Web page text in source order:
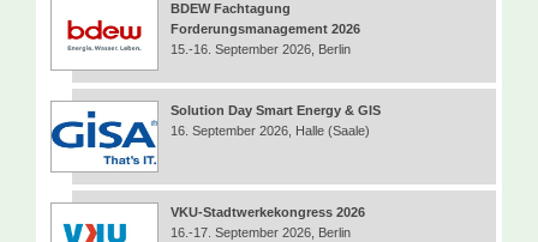
BDEW Fachtagung
Forderungsmanagement 2026
15.-16. September 2026, Berlin
Solution Day Smart Energy & GIS
16. September 2026, Halle (Saale)
VKU-Stadtwerkekongress 2026
16.-17. September 2026, Berlin